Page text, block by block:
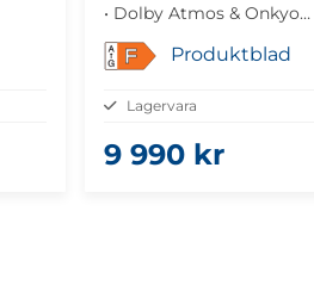
• Dolby Atmos & Onkyo
• Google TV & Chromecast
• Gaming med FreeSync
F Produktblad
Lagervara
9 990 kr